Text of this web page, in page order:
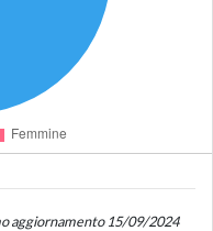
aggiornamento 15/09/2024